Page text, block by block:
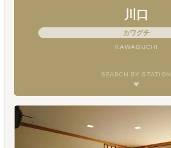
川口
カワグチ
KAWAGUCHI
SEARCH BY STATION